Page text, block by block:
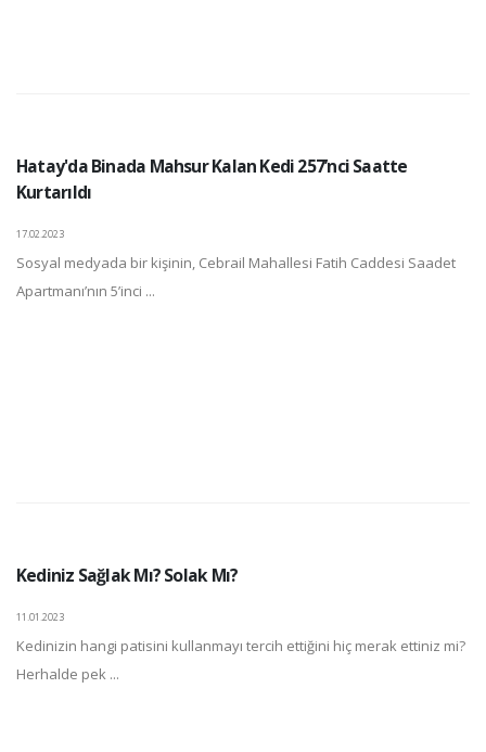
Hatay'da Binada Mahsur Kalan Kedi 257’nci Saatte
Kurtarıldı
17.02.2023
Sosyal medyada bir kişinin, Cebrail Mahallesi Fatih Caddesi Saadet
Apartmanı’nın 5’inci ...
Kediniz Sağlak Mı? Solak Mı?
11.01.2023
Kedinizin hangi patisini kullanmayı tercih ettiğini hiç merak ettiniz mi?
Herhalde pek ...